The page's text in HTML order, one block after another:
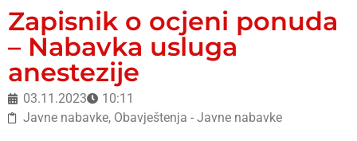
Zapisnik o ocjeni ponuda
– Nabavka usluga
anestezije
03.11.2023
10:11
Javne nabavke, Obavještenja - Javne nabavke